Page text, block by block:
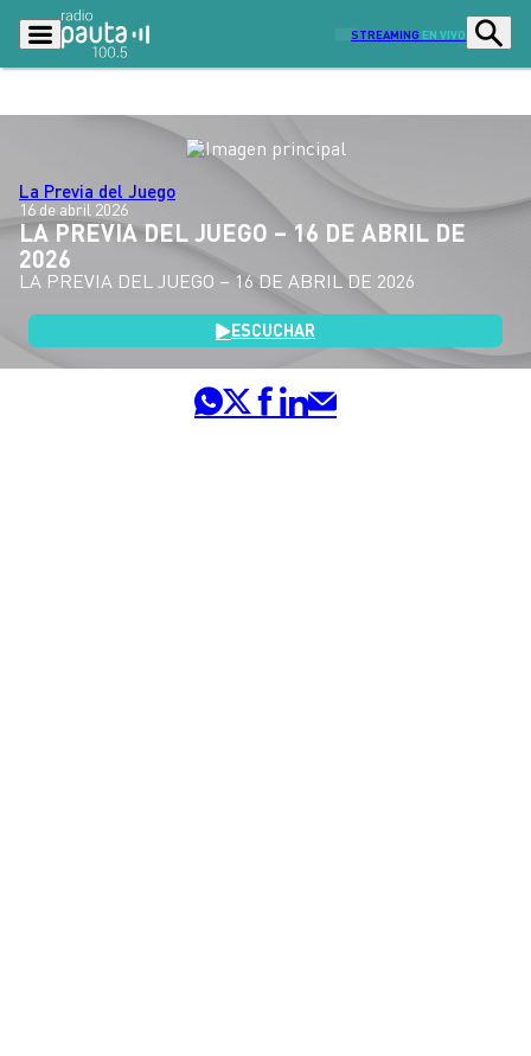
STREAMING EN VIVO
Lo Último Actualidad
Ciudad
Radio en vivo Sostenibilidad
Deportes
Entretención y Cultura
La Previa del Juego
16 de abril 2026
LA PREVIA DEL JUEGO – 16 DE ABRIL DE
2026
LA PREVIA DEL JUEGO – 16 DE ABRIL DE 2026
ESCUCHAR